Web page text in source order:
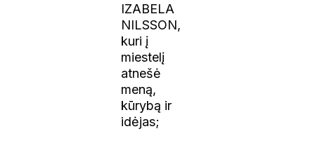
IZABELA
NILSSON,
kuri į
miestelį
atnešė
meną,
kūrybą ir
idėjas;